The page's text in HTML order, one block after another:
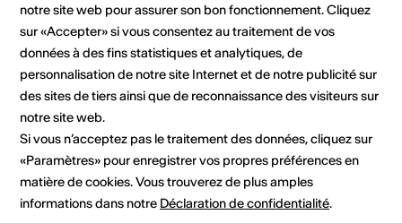
Tout public
Public cible
Enfant
Lieu de l'événement
notre site web pour assurer son bon fonctionnement. Cliquez
sur «Accepter» si vous consentez au traitement de vos
données à des fins statistiques et analytiques, de
personnalisation de notre site Internet et de notre publicité sur
des sites de tiers ainsi que de reconnaissance des visiteurs sur
notre site web.
Si vous n’acceptez pas le traitement des données, cliquez sur
«Paramètres» pour enregistrer vos propres préférences en
matière de cookies. Vous trouverez de plus amples
informations dans notre Déclaration de confidentialité.